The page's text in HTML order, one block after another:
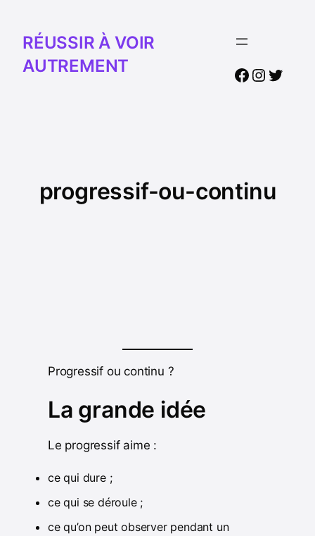
RÉUSSIR À VOIR
AUTREMENT
Facebook
progressif-ou-continu
Progressif ou continu ?
La grande idée
Le progressif aime :
ce qui dure ;
ce qui se déroule ;
ce qu’on peut observer pendant un